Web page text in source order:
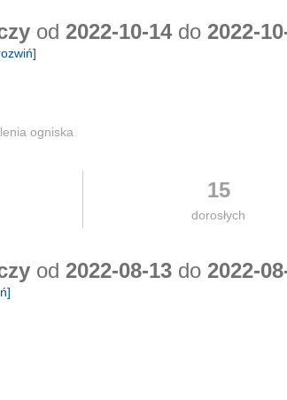
od 2022-10-14do 2022-
ogniska
15
dorosłych
od 2022-08-13 do 2022-